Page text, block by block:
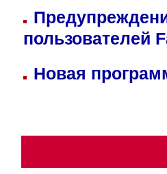
пользователей
Новая